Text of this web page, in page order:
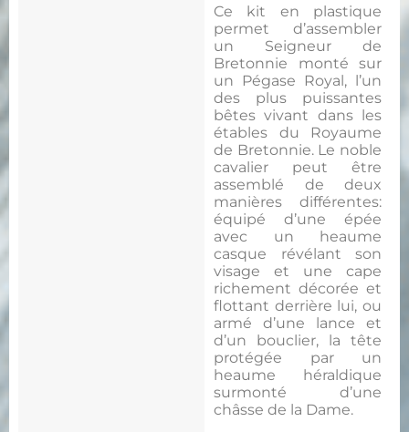
Ce kit en plastique
permet d’assembler
un Seigneur de
Bretonnie monté sur
un Pégase Royal, l’un
des plus puissantes
bêtes vivant dans les
étables du Royaume
de Bretonnie. Le noble
cavalier peut être
assemblé de deux
manières différentes:
équipé d’une épée
avec un heaume
casque révélant son
visage et une cape
richement décorée et
flottant derrière lui, ou
armé d’une lance et
d’un bouclier, la tête
protégée par un
heaume héraldique
surmonté d’une
châsse de la Dame.